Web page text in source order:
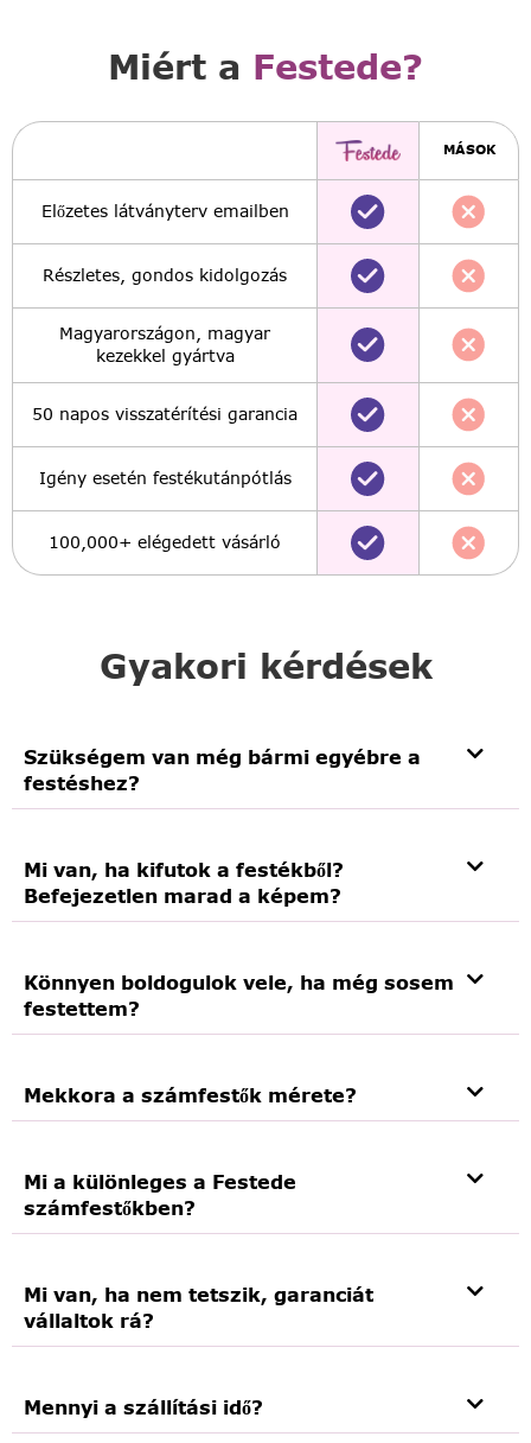
Gyakori kérdések
Szükségem van még bármi egyébre a
festéshez?
Mi van, ha kifutok a festékből?
Befejezetlen marad a képem?
Könnyen boldogulok vele, ha még sosem
festettem?
Mekkora a számfestők mérete?
Mi a különleges a Festede
számfestőkben?
Mi van, ha nem tetszik, garanciát
vállaltok rá?
Mennyi a szállítási idő?
Miért a Festede?
MÁSOK
Előzetes látványterv emailben
Részletes, gondos kidolgozás
Magyarországon, magyar
kezekkel gyártva
50 napos visszatérítési garancia
Igény esetén festékutánpótlás
100,000+ elégedett vásárló